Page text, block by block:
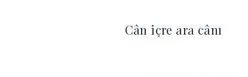
Cân içre ara cânı